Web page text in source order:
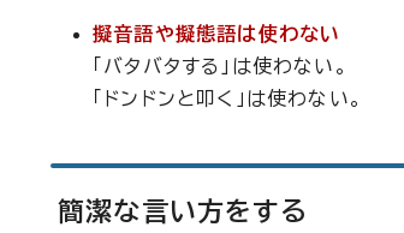
擬音語や擬態語は使わない
「バタバタする」は使わない。
「ドンドンと叩く」は使わない。
簡潔な言い方をする